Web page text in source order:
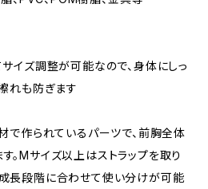
イズ調整が可能なので、身体にしっ
れも防ぎます
で作られているパーツで、前胸全体
。Mサイズ以上はストラップを取り
長段階に合わせて使い分けが可能